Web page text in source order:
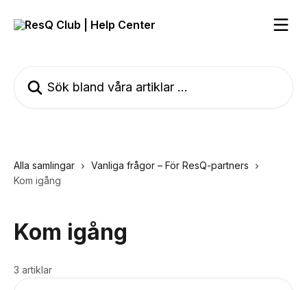
Alla samlingar
Vanliga frågor – För ResQ-partners
Kom igång
Kom igång
3 artiklar